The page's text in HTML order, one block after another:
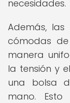
necesidades.
Además, las
cómodas
manera
la tensión y
una bolsa
mano.